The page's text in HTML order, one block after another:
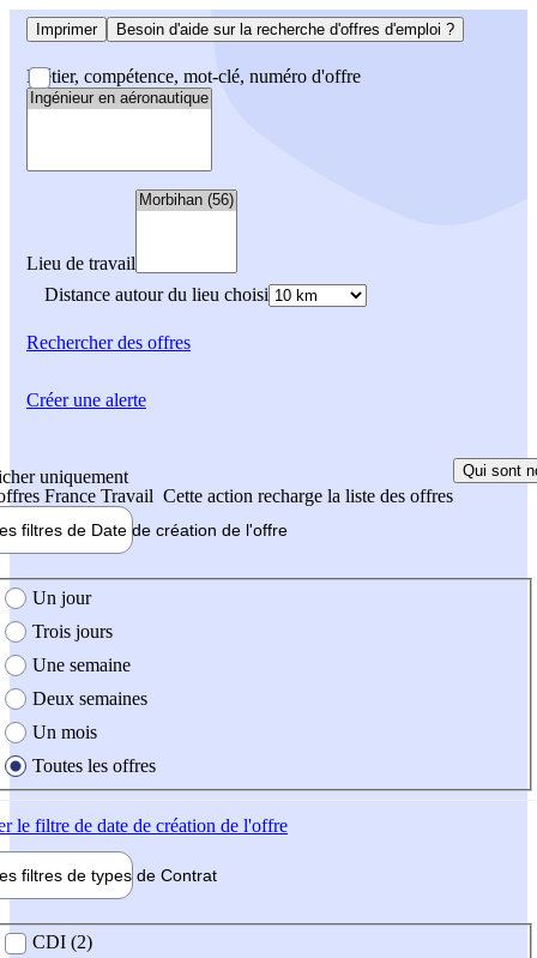
Imprimer Besoin d'aide sur la recherche d'offres d'emploi ?
Métier, compétence, mot-clé, numéro d'offre
Lieu de travail
Distance autour du lieu choisi
Rechercherdes offres
uniquement
France Travail Cette action recharge la liste des offres
Qui sont
filtres de Date de création de l'offre
création de l'offre
Un jour
Trois jours
Une semaine
Deux semaines
Un mois
Toutes les offres
le filtre de date de création de l'offre
filtres de types de Contrat
contrat
CDI (2)
Créer une alerte